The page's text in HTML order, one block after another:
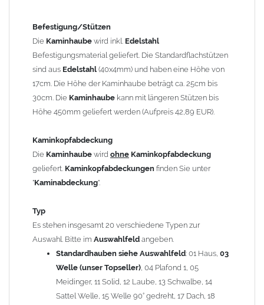
1,5mm hergestellt (Preis auf Anfrage = ca. 2-3-fache vom
1,5mm Standardpreis)
allgemeine Informationen:
Ab einer Kaminlängevon 1200mm werden 6
Kaminstützengeliefert.
Bei der Kombination mitWetterfahneundKaminbreite
angefertigt.
DieKaminhaubekann mitklappbaren Stützen
für 4 Stützen = 96,89 EUR, Länge ab 1200mm 6 Stützen =
145,39 EUR) geliefert werden.
Ihrem zuständigen
Hinweis: FürKaminhaubenundKaminabdeckungenkönnen wir
Nachnahme anbieten!
Lieferzeit: ca. 1-2 Wochen nach Zahlungseingang
Befestigung/Stützen
Die Kaminhaube wird inkl. Edelstahl
Befestigungsmaterial geliefert. Die Standardflachstützen
sind aus Edelstahl (40x4mm) und haben eine Höhe von
17cm. Die Höhe der Kaminhaube beträgt ca. 25cm bis
30cm. Die Kaminhaube kann mit längeren Stützen bis
Höhe 450mm geliefert werden (Aufpreis 42,89 EUR).
Kaminkopfabdeckung
Die Kaminhaube wird ohne Kaminkopfabdeckung
geliefert. Kaminkopfabdeckungen finden Sie unter
"Kaminabdeckung".
Typ
Es stehen insgesamt 20 verschiedene Typen zur
Auswahl. Bitte im Auswahlfeld angeben.
Standardhauben siehe Auswahlfeld: 01 Haus, 03
Welle (unser Topseller), 04 Plafond 1, 05
Meidinger, 11 Solid, 12 Laube, 13 Schwalbe, 14
Sattel Welle, 15 Welle 90° gedreht, 17 Dach, 18